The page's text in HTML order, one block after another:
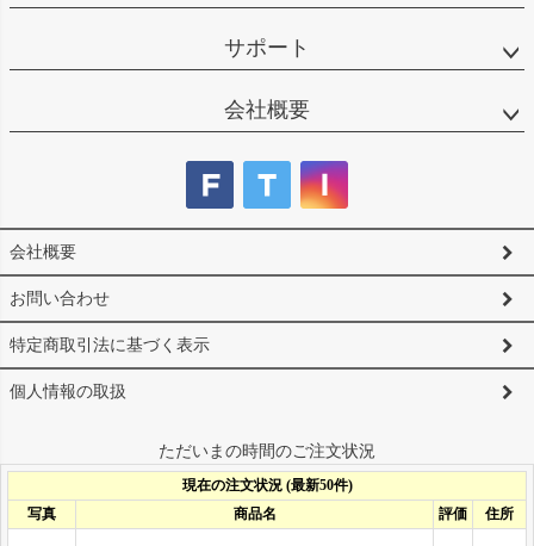
サポート
会社概要
会社概要
お問い合わせ
特定商取引法に基づく表示
個人情報の取扱
ただいまの時間のご注文状況